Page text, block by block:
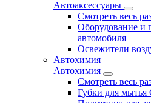
Автоаксессуары
Смотреть весь
Оборудование и
автомобиля
Освежители
Автохимия
Автохимия
Смотреть весь
Губки для мытья